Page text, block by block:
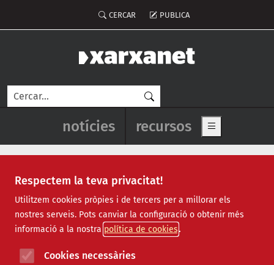
Respectem la teva privacitat!
Utilitzem cookies pròpies i de tercers per a millorar els
nostres serveis. Pots canviar la configuració o obtenir més
informació a la nostra política de cookies
Cookies necessàries
Menú del compte d'usuari
CERCAR PUBLICA
Cerca
Navegació principal de
notícies recursos Show main
caminada popular